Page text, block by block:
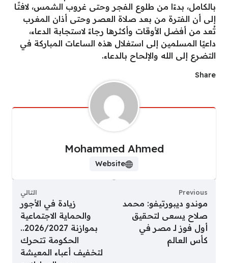
بالكامل، بدءًا من طلوع الفجر وحتى غروب الشمس، لافتًا
إلى أن الفترة من بعد صلاة العصر وحتى أذان المغرب
تُعد من أفضل الأوقات وأكثرها رجاءً لاستجابة الدعاء،
داعيًا المسلمين إلى استغلال هذه الساعات المباركة في
التضرع إلى الله والإلحاح بالدعاء.
Share
Mohammed Ahmed
Website
Previous
موندو ديبورتيفو: محمد
صلاح يسعى لتحقيق
أول فوز لـ مصر في
كأس العالم
التالي
زيادة في الأجور
والحماية الاجتماعية
بموازنة 2026/2027..
الحكومة تتحرك
لتخفيف أعباء المعيشة